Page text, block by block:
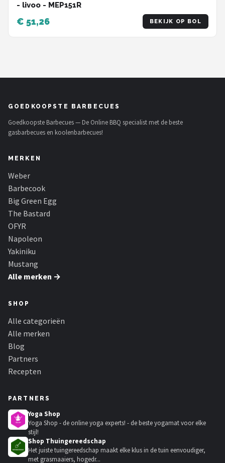
- livoo - MEP151R
€ 51,26 BEKIJK OP BOL
GOEDKOOPSTE BARBECUES
Goedkoopste Barbecues — De Online BBQ specialist met de beste
gasbarbecues en koolenbarbecues!
MERKEN
Weber
Barbecook
Big Green Egg
The Bastard
OFYR
Napoleon
Yakiniku
Mustang
Alle merken →
SHOP
Alle categorieën
Alle merken
Blog
Partners
Recepten
PARTNERS
Yoga Shop
Yoga Shop - de online yoga experts! - de beste yogamat voor elke
stijl!
Shop Thuingereedschap
Het juiste tuingereedschap maakt elke klus in de tuin eenvoudiger,
met grasmaaiers, hogedr...